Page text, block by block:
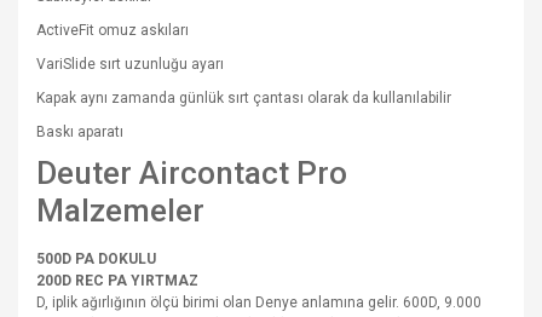
ActiveFit omuz askıları
VariSlide sırt uzunluğu ayarı
Kapak aynı zamanda günlük sırt çantası olarak da kullanılabilir
Baskı aparatı
Deuter Aircontact Pro
Malzemeler
500D PA DOKULU
200D REC PA YIRTMAZ
D, iplik ağırlığının ölçü birimi olan Denye anlamına gelir. 600D, 9.000